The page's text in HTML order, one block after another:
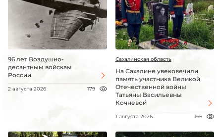
96 лет Воздушно-
десантным войскам
России
2 августа 2026 179
Сахалинская область
На Сахалине увековечили
память участника Великой
Отечественной войны
Татьяны Васильевны
Кочневой
1 августа 2026 166